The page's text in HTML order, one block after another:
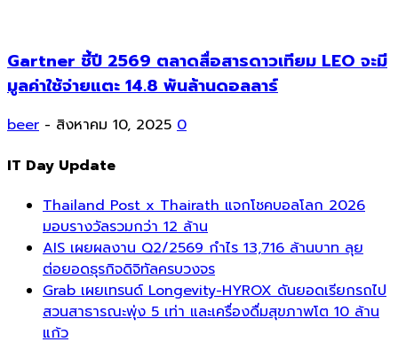
Gartner ชี้ปี 2569 ตลาดสื่อสารดาวเทียม LEO จะมี
มูลค่าใช้จ่ายแตะ 14.8 พันล้านดอลลาร์
beer - สิงหาคม 10, 2025 0
IT Day Update
Thailand Post x Thairath แจกโชคบอลโลก 2026
มอบรางวัลรวมกว่า 12 ล้าน
AIS เผยผลงาน Q2/2569 กำไร 13,716 ล้านบาท ลุย
ต่อยอดธุรกิจดิจิทัลครบวงจร
Grab เผยเทรนด์ Longevity-HYROX ดันยอดเรียกรถไป
สวนสาธารณะพุ่ง 5 เท่า และเครื่องดื่มสุขภาพโต 10 ล้าน
แก้ว